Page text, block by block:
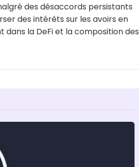
des désaccords persistants
des intérêts sur les avoirs en
la DeFi et la composition des